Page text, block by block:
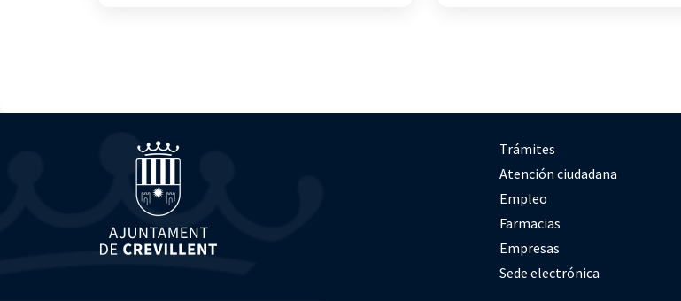
Trámites
Atención ciudadana
Empleo
Farmacias
Empresas
Sede electrónica